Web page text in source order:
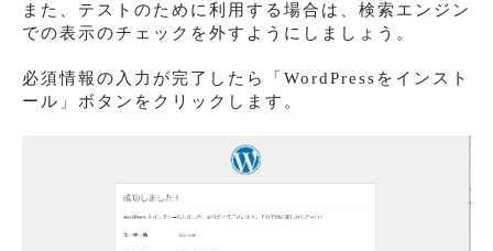
また、テストのために利用する場合は、検索エンジン
での表示のチェックを外すようにしましょう。
必須情報の入力が完了したら「WordPressをインスト
ール」ボタンをクリックします。